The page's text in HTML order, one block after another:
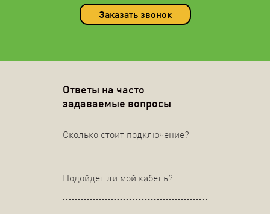
Заказать звонок
Ответы на часто
задаваемые вопросы
Сколько стоит подключение?
Подойдет ли мой кабель?